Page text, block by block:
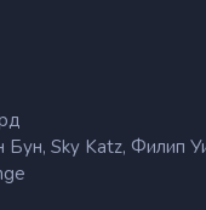
Бун, Sky Katz, Филип